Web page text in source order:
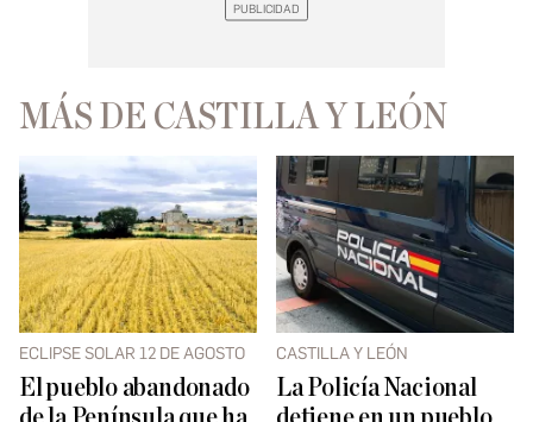
MÁS DE CASTILLA Y LEÓN
ECLIPSE SOLAR 12 DE AGOSTO
El pueblo abandonado
CASTILLA Y LEÓN
La Policía Nacional